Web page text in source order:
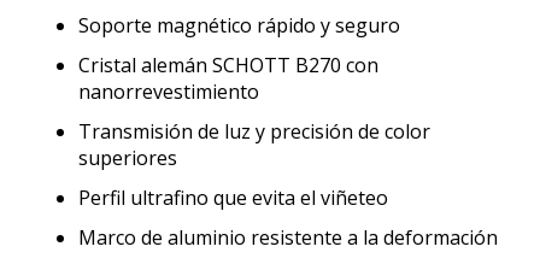
Soporte magnético rápido y seguro
Cristal alemán SCHOTT B270 con
nanorrevestimiento
Transmisión de luz y precisión de color
superiores
Perfil ultrafino que evita el viñeteo
Marco de aluminio resistente a la deformación